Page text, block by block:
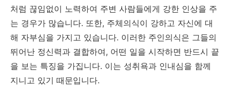
처럼 끊임없이 노력하여 주변 사람들에게 강한 인상을 주
는 경우가 많습니다. 또한, 주체의식이 강하고 자신에 대
해 자부심을 가지고 있습니다. 이러한 주인의식은 그들의
뛰어난 정신력과 결합하여, 어떤 일을 시작하면 반드시 끝
을 보는 특징을 가집니다. 이는 성취욕과 인내심을 함께
지니고 있기 때문입니다.